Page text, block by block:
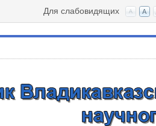
Для слабовидящих